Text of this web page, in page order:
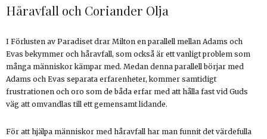
Håravfall och Coriander Olja
I Förlusten av Paradiset drar Milton en parallell mellan Adams och
Evas bekymmer och håravfall, som också är ett vanligt problem som
många människor kämpar med. Medan denna parallell börjar med
Adams och Evas separata erfarenheter, kommer samtidigt
frustrationen och oro som de båda erfar med att hålla fast vid Guds
väg att omvandlas till ett gemensamt lidande.
För att hjälpa människor med håravfall har man funnit det värdefulla